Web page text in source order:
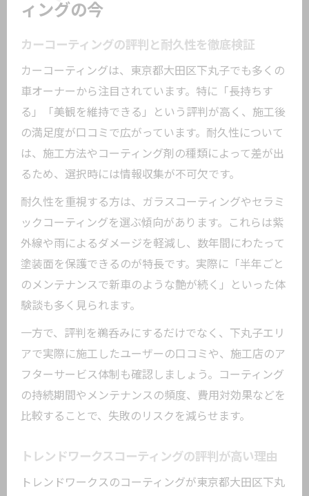
ィングの今
カーコーティングの評判と耐久性を徹底検証
カーコーティングは、東京都大田区下丸子でも多くの
車オーナーから注目されています。特に「長持ちす
る」「美観を維持できる」という評判が高く、施工後
の満足度が口コミで広がっています。耐久性について
は、施工方法やコーティング剤の種類によって差が出
るため、選択時には情報収集が不可欠です。
耐久性を重視する方は、ガラスコーティングやセラミ
ックコーティングを選ぶ傾向があります。これらは紫
外線や雨によるダメージを軽減し、数年間にわたって
塗装面を保護できるのが特長です。実際に「半年ごと
のメンテナンスで新車のような艶が続く」といった体
験談も多く見られます。
一方で、評判を鵜呑みにするだけでなく、下丸子エリ
アで実際に施工したユーザーの口コミや、施工店のア
フターサービス体制も確認しましょう。コーティング
の持続期間やメンテナンスの頻度、費用対効果などを
比較することで、失敗のリスクを減らせます。
トレンドワークスコーティングの評判が高い理由
トレンドワークスのコーティングが東京都大田区下丸